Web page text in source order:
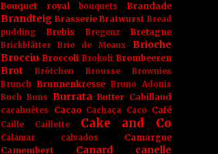
Bouquet royal bouquets Brandade
Brandteig Brasserie Bratwurst Bread
pudding
Brebis Bregenz Bretagne
Brickblätter Brie de Meaux
Brioche
Brocciu Broccoli Brokoli Brombeeren
Brot Brötchen Brousse
Brownies
Brunch Brunnenkresse Bruno Adonis
Buch Buns Burrata Butter Cabillaud
cacahuètes Cacao Cachaça Caco Café
Caille Caillette Cake and Co
Calamar calvados
Camargue
Camembert
Canard
canelle